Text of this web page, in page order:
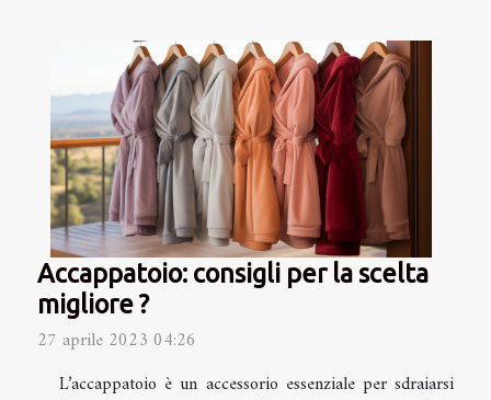
Accappatoio: consigli per la scelta
migliore ?
27 aprile 2023 04:26
L’accappatoio è un accessorio essenziale per sdraiarsi